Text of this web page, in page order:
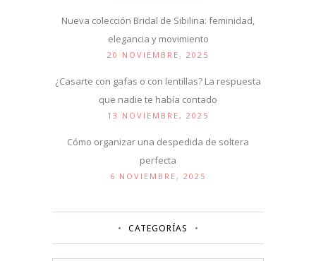
Nueva colección Bridal de Sibilina: feminidad,
elegancia y movimiento
20 NOVIEMBRE, 2025
¿Casarte con gafas o con lentillas? La respuesta
que nadie te había contado
13 NOVIEMBRE, 2025
Cómo organizar una despedida de soltera
perfecta
6 NOVIEMBRE, 2025
CATEGORÍAS